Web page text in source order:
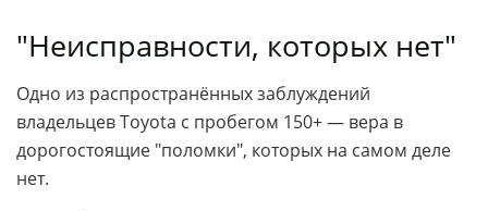
"Неисправности, которых нет"
Одно из распространённых заблуждений
владельцев Toyota с пробегом 150+ — вера в
дорогостоящие "поломки", которых на самом деле
нет.